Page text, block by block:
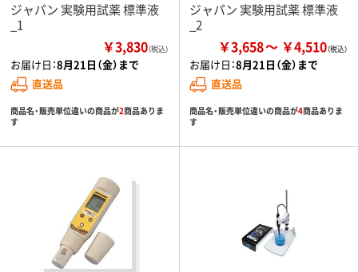
ジャパン 実験用試薬 標準液
_1
￥3,830（税込）
お届け日：8月21日（金）まで
直送品
商品名・販売単位違いの商品が2商品ありま
す
ジャパン 実験用試薬 標準液
_2
￥3,658 ￥4,510
お届け日：8月21日（金）まで
直送品
商品名・販売単位違いの商品が4商品ありま
す